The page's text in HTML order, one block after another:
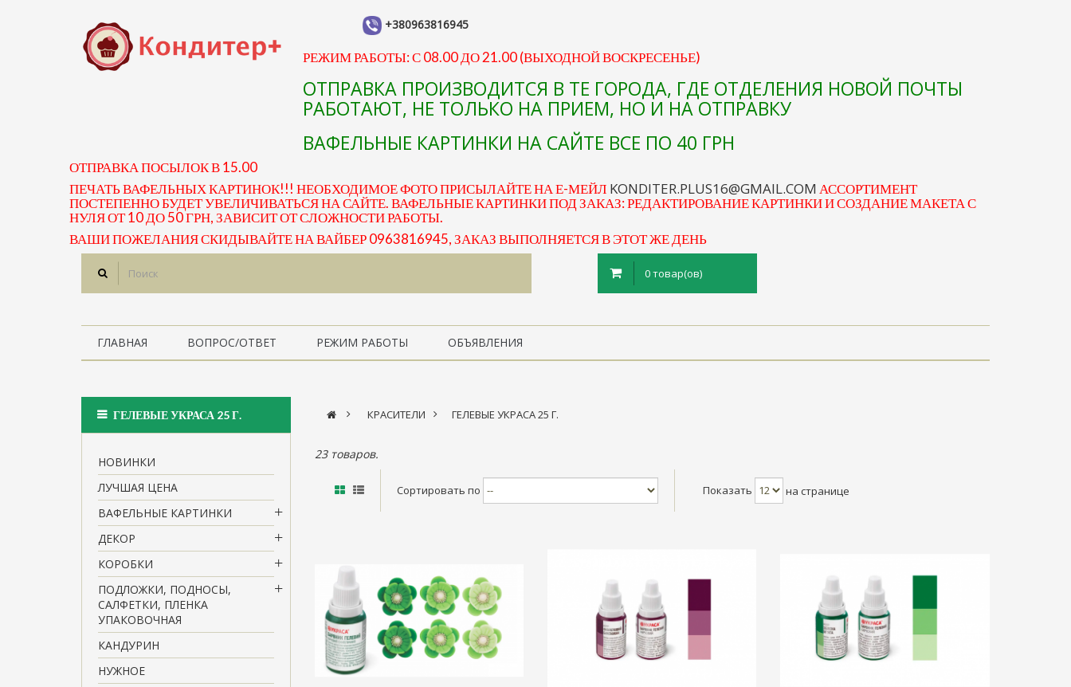
+380963816945
РЕЖИМ РАБОТЫ: С 08.00 ДО 21.00 (ВЫХОДНОЙ ВОСКРЕСЕНЬЕ)
ОТПРАВКА ПРОИЗВОДИТСЯ В ТЕ ГОРОДА, ГДЕ ОТДЕЛЕНИЯ НОВОЙ ПОЧТЫ
РАБОТАЮТ, НЕ ТОЛЬКО НА ПРИЕМ, НО И НА ОТПРАВКУ
ВАФЕЛЬНЫЕ КАРТИНКИ НА САЙТЕ ВСЕ ПО 40 ГРН
ОТПРАВКА ПОСЫЛОК В 15.00
ПЕЧАТЬ ВАФЕЛЬНЫХ КАРТИНОК!!! НЕОБХОДИМОЕ ФОТО ПРИСЫЛАЙТЕ НА Е-МЕЙЛ KONDITER.PLUS16@GMAIL.COM АССОРТИМЕНТ
ПОСТЕПЕННО БУДЕТ УВЕЛИЧИВАТЬСЯ НА САЙТЕ. ВАФЕЛЬНЫЕ КАРТИНКИ ПОД ЗАКАЗ: РЕДАКТИРОВАНИЕ КАРТИНКИ И СОЗДАНИЕ МАКЕТА С
НУЛЯ ОТ 10 ДО 50 ГРН, ЗАВИСИТ ОТ СЛОЖНОСТИ РАБОТЫ.
ВАШИ ПОЖЕЛАНИЯ СКИДЫВАЙТЕ НА ВАЙБЕР 0963816945, ЗАКАЗ ВЫПОЛНЯЕТСЯ В ЭТОТ ЖЕ ДЕНЬ
0 товар(ов)
ГЛАВНАЯ ВОПРОС/ОТВЕТ РЕЖИМ РАБОТЫ ОБЪЯВЛЕНИЯ
ГЕЛЕВЫЕ УКРАСА 25 Г.
НОВИНКИ
ЛУЧШАЯ ЦЕНА
ВАФЕЛЬНЫЕ КАРТИНКИ
ДЕКОР
КОРОБКИ
ПОДЛОЖКИ, ПОДНОСЫ,
САЛФЕТКИ, ПЛЕНКА
УПАКОВОЧНАЯ
КАНДУРИН
НУЖНОЕ
> КРАСИТЕЛИ > ГЕЛЕВЫЕ УКРАСА 25 Г.
23 товаров.
Сортировать по Показать на странице